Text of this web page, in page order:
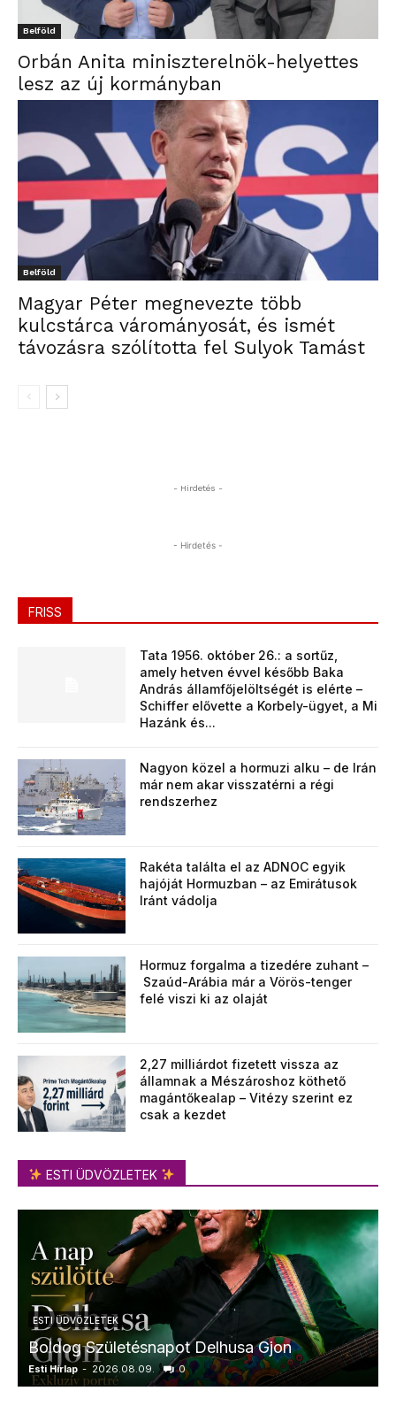
Belföld
Orbán Anita miniszterelnök-helyettes
lesz az új kormányban
Belföld
Magyar Péter megnevezte több
kulcstárca várományosát, és ismét
távozásra szólította fel Sulyok Tamást
- Hirdetés -
- Hirdetés -
FRISS
Tata 1956. október 26.: a sortűz,
amely hetven évvel később Baka
András államfőjelöltségét is elérte –
Schiffer elővette a Korbely-ügyet, a Mi
Hazánk és...
Nagyon közel a hormuzi alku – de Irán
már nem akar visszatérni a régi
rendszerhez
Rakéta találta el az ADNOC egyik
hajóját Hormuzban – az Emirátusok
Iránt vádolja
Hormuz forgalma a tizedére zuhant –
Szaúd-Arábia már a Vörös-tenger
felé viszi ki az olaját
2,27 milliárdot fizetett vissza az
államnak a Mészároshoz köthető
magántőkealap – Vitézy szerint ez
csak a kezdet
ESTI ÜDVÖZLETEK
ESTI ÜDVÖZLETEK
Boldog Születésnapot Delhusa Gjon
Esti Hírlap - 2026.08.09. 0